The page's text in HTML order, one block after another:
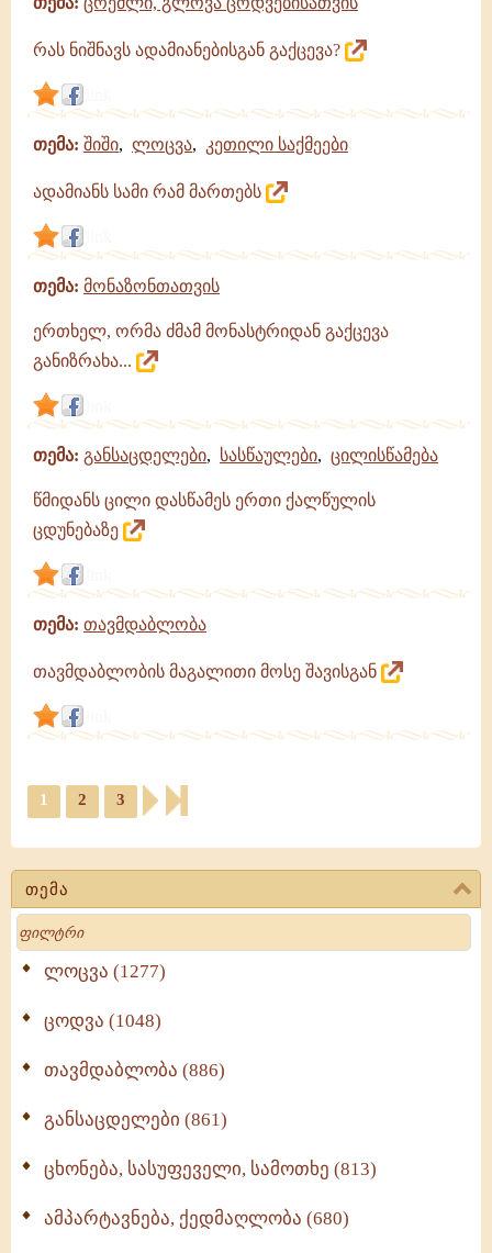
თემა
Search
ლოცვა (1277)
ცოდვა (1048)
თავმდაბლობა (886)
განსაცდელები (861)
ცხონება, სასუფეველი, სამოთხე (813)
ამპარტავნება, ქედმაღლობა (680)
რას ნიშნავს ადამიანებისგან გაქცევა?
თემა: შიში, ლოცვა, კეთილი საქმეები
ადამიანს სამი რამ მართებს
თემა: მონაზონთათვის
ერთხელ, ორმა ძმამ მონასტრიდან გაქცევა
განიზრახა...
თემა: განსაცდელები, სასწაულები, ცილისწამება
წმიდანს ცილი დასწამეს ერთი ქალწულის
ცდუნებაზე
თემა: თავმდაბლობა
თავმდაბლობის მაგალითი მოსე შავისგან
1 2 3